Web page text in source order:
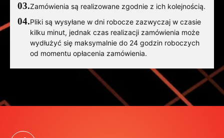
03.Zamówienia są realizowane zgodnie z ich kolejnością.
04.Pliki są wysyłane w dni robocze zazwyczaj w czasie
kilku minut, jednak czas realizacji zamówienia może
wydłużyć się maksymalnie do 24 godzin roboczych
od momentu opłacenia zamówienia.